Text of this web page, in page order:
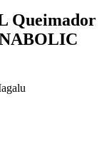
Queimador